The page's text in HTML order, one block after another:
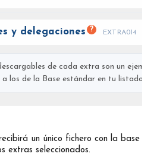
y delegaciones ? EXTRA014
de cada extra son un
a los de la Base estándar en tu listado
un único fichero con la base
extras seleccionados.